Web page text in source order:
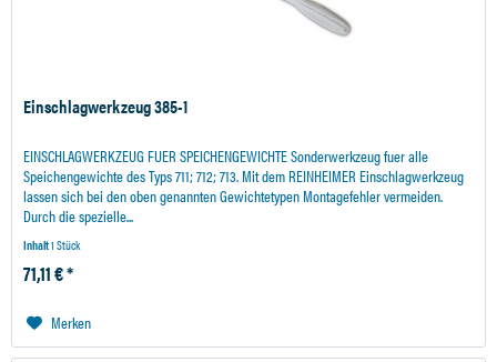
Einschlagwerkzeug 385-1
EINSCHLAGWERKZEUG FUER SPEICHENGEWICHTE Sonderwerkzeug fuer alle
Speichengewichte des Typs 711; 712; 713. Mit dem REINHEIMER Einschlagwerkzeug
lassen sich bei den oben genannten Gewichtetypen Montagefehler vermeiden.
Durch die spezielle...
Inhalt1 Stück
71,11 € *
Merken